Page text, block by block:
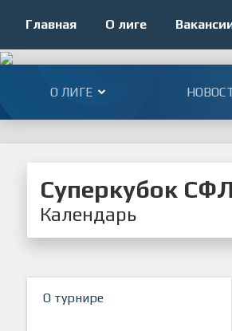
Главная О лиге
О ЛИГЕ
Суперкубок
Календарь
О турнире